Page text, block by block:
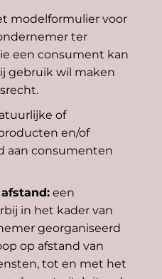
modelformulier voor
ter
een consument kan
gebruik wil maken
of
en/of
aan consumenten
een
in het kader van
georganiseerd
op afstand van
tot en met het